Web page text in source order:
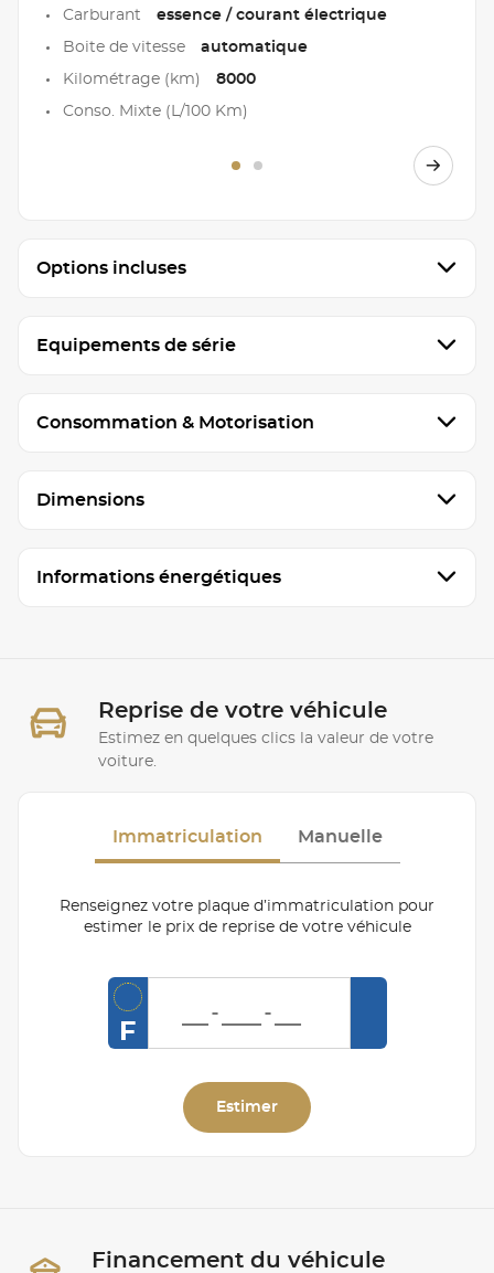
Carburant essence / courant électrique
Boite de vitesse automatique
Kilométrage (km) 8000
Conso. Mixte (L/100 Km)
Options incluses
Equipements de série
Consommation & Motorisation
Dimensions
Informations énergétiques
Reprise de votre véhicule
Estimez en quelques clics la valeur de votre
voiture.
Immatriculation Manuelle
Renseignez votre plaque d’immatriculation pour
estimer le prix de reprise de votre véhicule
F
Estimer
Financement du véhicule